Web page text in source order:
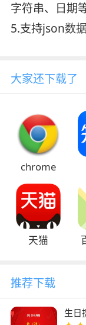
字符串、日期
5.支持json数
大家还下载了
chrome
天猫
推荐下载
生日